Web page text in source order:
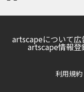
artscapeについて広
artscape情報
利用規約